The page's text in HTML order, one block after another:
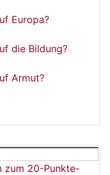
Europa?
die Bildung?
Armut?
zum 20-Punkte-